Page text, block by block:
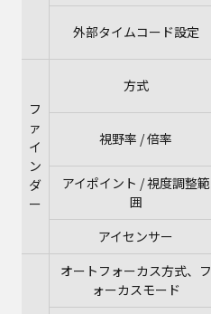
外部タイムコード設定
フ
ァ
イ
ン
ダ
ー
方式
視野率 / 倍率
アイポイント / 視度調整範
囲
アイセンサー
オートフォーカス方式、フ
ォーカスモード